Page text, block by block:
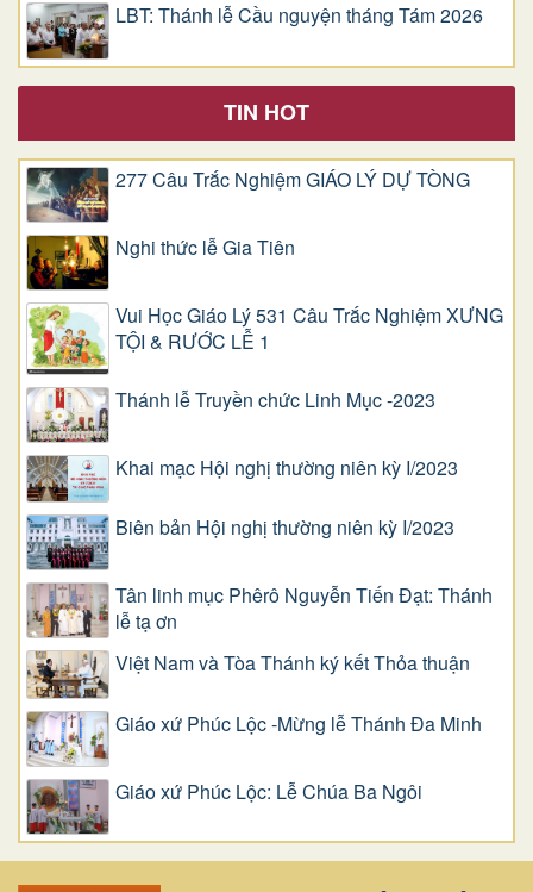
LBT: Thánh lễ Cầu nguyện tháng Tám 2026
TIN HOT
277 Câu Trắc Nghiệm GIÁO LÝ DỰ TÒNG
Nghi thức lễ Gia Tiên
Vui Học Giáo Lý 531 Câu Trắc Nghiệm XƯNG
TỘI & RƯỚC LỄ 1
Thánh lễ Truyền chức Linh Mục -2023
Khai mạc Hội nghị thường niên kỳ I/2023
Biên bản Hội nghị thường niên kỳ I/2023
Tân linh mục Phêrô Nguyễn Tiến Đạt: Thánh
lễ tạ ơn
Việt Nam và Tòa Thánh ký kết Thỏa thuận
Giáo xứ Phúc Lộc -Mừng lễ Thánh Đa Minh
Giáo xứ Phúc Lộc: Lễ Chúa Ba Ngôi